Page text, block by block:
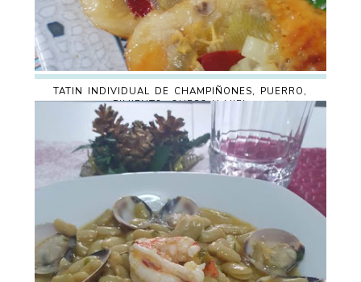
TATIN INDIVIDUAL DE CHAMPIÑONES, PUERRO,
PIMIENTO, QUESO Y MIEL